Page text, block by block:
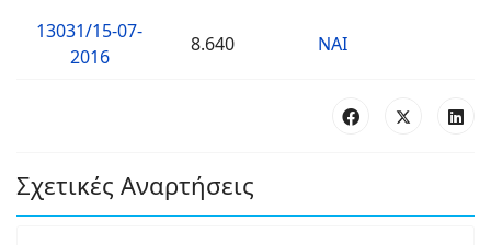
13031/15-07-
2016
8.640 ΝΑΙ
Σχετικές Αναρτήσεις